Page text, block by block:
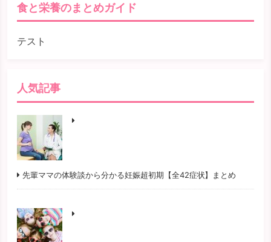
食と栄養のまとめガイド
テスト
人気記事
先輩ママの体験談から分かる妊娠超初期【全42症状】まとめ